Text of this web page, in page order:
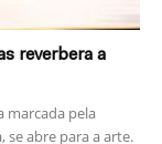
reverbera a
marcada pela
se abre para a arte.